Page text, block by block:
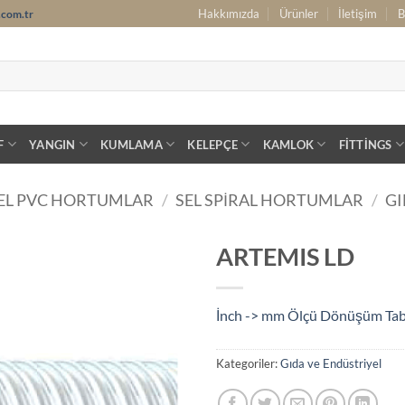
Hakkımızda Ürünler İletişim
YANGIN KUMLAMA KELEPÇE KAMLOK FITTINGS
PVC HORTUMLAR / SEL SPIRAL HORTUMLAR /
ARTEMIS LD
İnch -> mm Ölçü Dönüşüm
Kategoriler:Gıda ve Endüstriyel